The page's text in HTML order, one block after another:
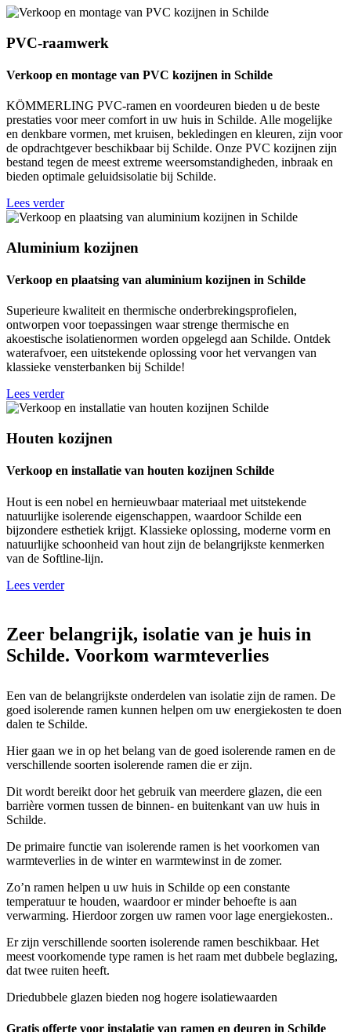
PVC-raamwerk
Verkoop en montage van PVC kozijnen in Schilde
KÖMMERLING PVC-ramen en voordeuren bieden u de beste
prestaties voor meer comfort in uw huis in Schilde. Alle mogelijke
en denkbare vormen, met kruisen, bekledingen en kleuren, zijn voor
de opdrachtgever beschikbaar bij Schilde. Onze PVC kozijnen zijn
bestand tegen de meest extreme weersomstandigheden, inbraak en
bieden optimale geluidsisolatie bij Schilde.
Lees verder
Aluminium kozijnen
Verkoop en plaatsing van aluminium kozijnen in Schilde
Superieure kwaliteit en thermische onderbrekingsprofielen,
ontworpen voor toepassingen waar strenge thermische en
akoestische isolatienormen worden opgelegd aan Schilde. Ontdek
waterafvoer, een uitstekende oplossing voor het vervangen van
klassieke vensterbanken bij Schilde!
Lees verder
Houten kozijnen
Verkoop en installatie van houten kozijnen Schilde
Hout is een nobel en hernieuwbaar materiaal met uitstekende
natuurlijke isolerende eigenschappen, waardoor Schilde een
bijzondere esthetiek krijgt. Klassieke oplossing, moderne vorm en
natuurlijke schoonheid van hout zijn de belangrijkste kenmerken
van de Softline-lijn.
Lees verder
Zeer belangrijk, isolatie van je huis in
Schilde. Voorkom warmteverlies
Een van de belangrijkste onderdelen van isolatie zijn de ramen. De
goed isolerende ramen kunnen helpen om uw energiekosten te doen
dalen te Schilde.
Hier gaan we in op het belang van de goed isolerende ramen en de
verschillende soorten isolerende ramen die er zijn.
Dit wordt bereikt door het gebruik van meerdere glazen, die een
barrière vormen tussen de binnen- en buitenkant van uw huis in
Schilde.
De primaire functie van isolerende ramen is het voorkomen van
warmteverlies in de winter en warmtewinst in de zomer.
Zo’n ramen helpen u uw huis in Schilde op een constante
temperatuur te houden, waardoor er minder behoefte is aan
verwarming. Hierdoor zorgen uw ramen voor lage energiekosten..
Er zijn verschillende soorten isolerende ramen beschikbaar. Het
meest voorkomende type ramen is het raam met dubbele beglazing,
dat twee ruiten heeft.
Driedubbele glazen bieden nog hogere isolatiewaarden
Gratis offerte voor instalatie van ramen en deuren in Schilde